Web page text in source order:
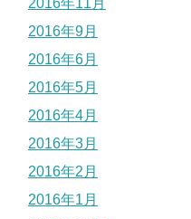
2016年11月
2016年9月
2016年6月
2016年5月
2016年4月
2016年3月
2016年2月
2016年1月